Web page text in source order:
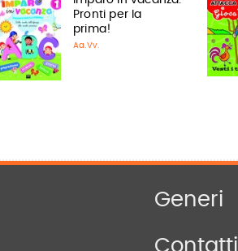
Pronti per la
prima!
Aa.Vv.
Generi
Contatti